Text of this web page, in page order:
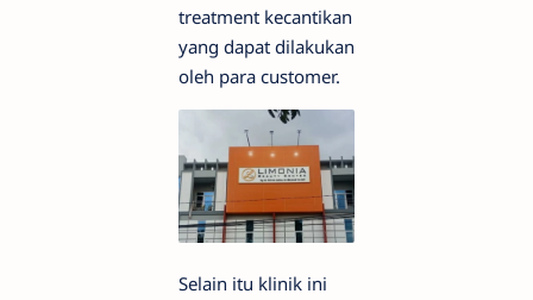
treatment kecantikan
yang dapat dilakukan
oleh para customer.
Selain itu klinik ini